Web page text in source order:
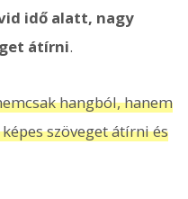
idő alatt, nagy
átírni.
hangból, hanem
szöveget átírni és